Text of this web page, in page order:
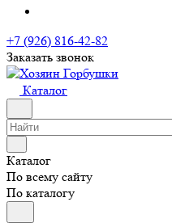
+7 (926) 816-42-82
Заказать звонок
Каталог
Каталог
По всему сайту
По каталогу